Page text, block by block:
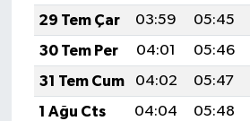
29 Tem Çar
03:59 05:45
30 Tem Per
04:01 05:46
31 Tem Cum
04:02 05:47
1 Ağu Cts
04:04 05:48